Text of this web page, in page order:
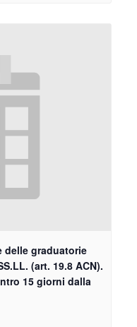
delle graduatorie
(art. 19.8 ACN).
15 giorni dalla